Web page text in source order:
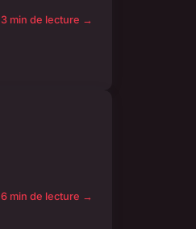
3 min de lecture →
6 min de lecture →